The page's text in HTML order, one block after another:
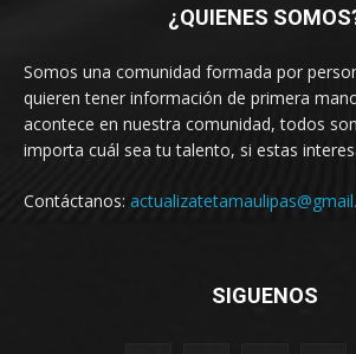
¿QUIENES
Somos una comunidad formada por
quieren tener información de primera
acontece en nuestra comunidad, todos
importa cuál sea tu talento, si estas
Contáctanos:
SIGUENOS